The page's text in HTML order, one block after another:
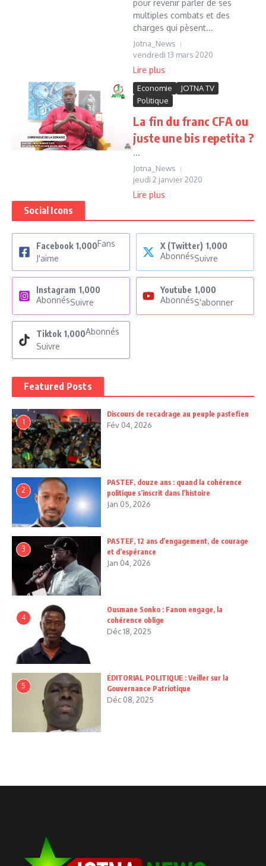
pour revenir parler de ses
multiples combats et des
charges qui pèsent...
Jotna_News
vendredi 13 mars 2020
Lire plus
Economie
JOTNA TV
Politique
La fin du franc CFA ou
juste une bis repetita ?
...
Jotna_News
jeudi 2 janvier 2020
Lire plus
Social Icons
Facebook 1,000Fans
J'aime
X (Twitter) 1,000
AbonnésSuivre
Instagram 1,000
AbonnésSuivre
Youtube 1,000
AbonnésS'abonner
Tiktok 1,000Abonnés
Suivre
Featured Posts
1
Discours de recadrage au peuple pastefien
Fév 04, 2026
2
PASTEF, douze ans : quand la cohérence
politique s’inscrit dans l’histoire
Jan 05, 2026
3
PASTEF, 12 ans d’engagement, de courage
et d’espérance
Jan 04, 2026
4
Ousmane Sonko : Fanon engage, la
cohérence oblige
Déc 18, 2025
5
ÉDITORIAL POLITIQUE : Veiller sur la
Gouvernance Patriotique
Déc 08, 2025